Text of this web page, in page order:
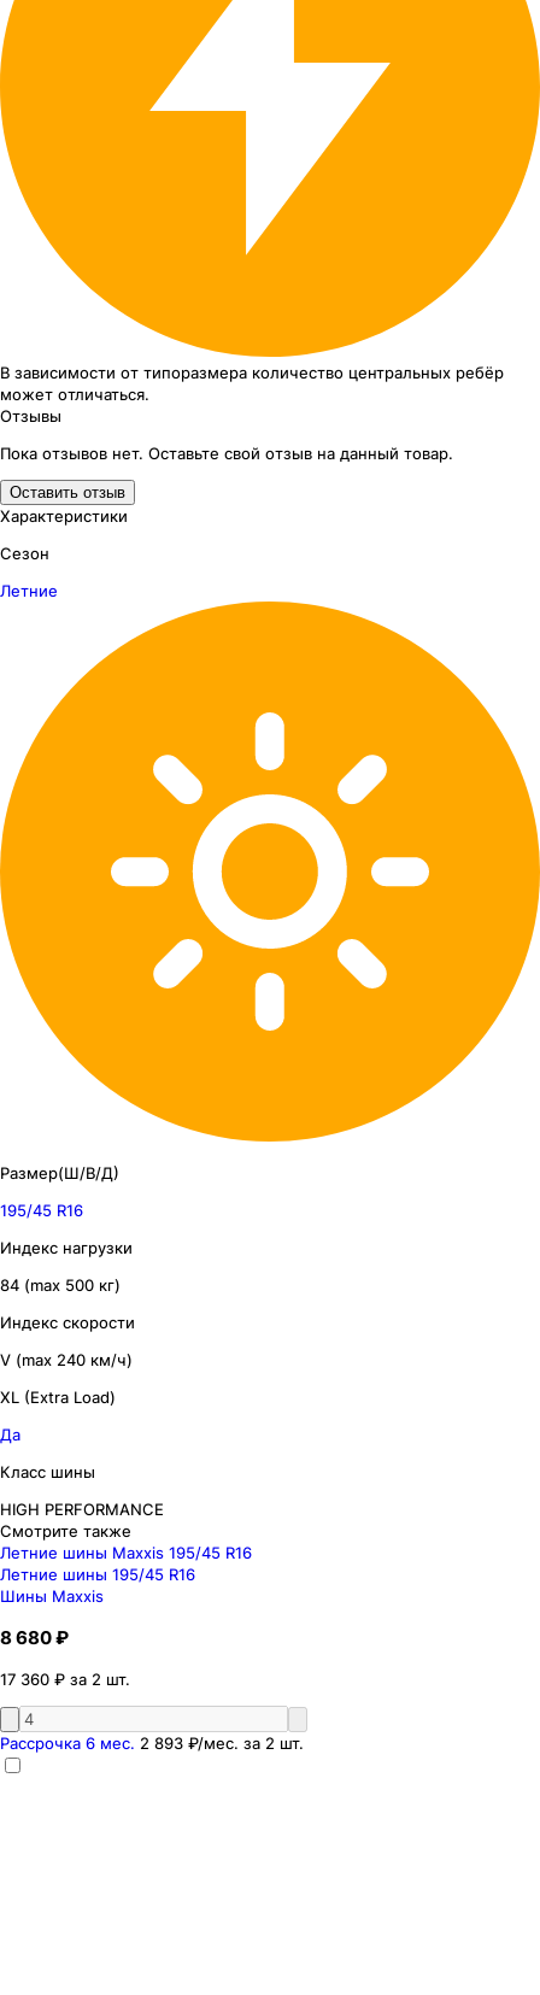
В зависимости от типоразмера количество центральных ребёр
может отличаться.
Отзывы
Пока отзывов нет. Оставьте свой отзыв на данный товар.
Оставить отзыв
Характеристики
Сезон
Летние
Размер(Ш/В/Д)
195/45 R16
Индекс нагрузки
84 (max 500 кг)
Индекс скорости
V (max 240 км/ч)
XL (Extra Load)
Да
Класс шины
HIGH PERFORMANCE
Смотрите также
Летние шины Maxxis 195/45 R16
Летние шины 195/45 R16
Шины Maxxis
8 680 ₽
17 360 ₽ за 2 шт.
Рассрочка 6 мес. 2 893 ₽/мес. за 2 шт.